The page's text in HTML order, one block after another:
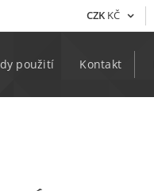
CZK KČ
použití Kontakt